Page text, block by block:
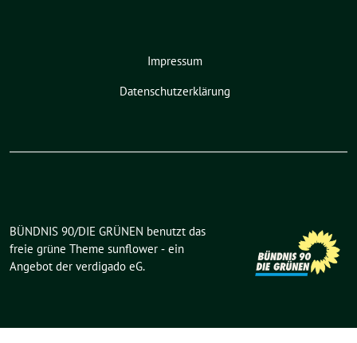
Impressum
Datenschutzerklärung
BÜNDNIS 90/DIE GRÜNEN benutzt das
freie grüne Theme sunflower ‐ ein
Angebot der verdigado eG.